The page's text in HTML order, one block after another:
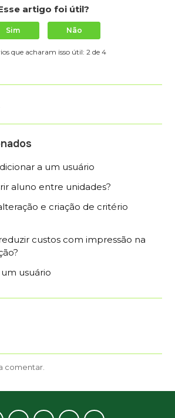
artigo foi útil?
Sim Não
que acharam isso útil: 2 de 4
a um usuário
aluno entre unidades?
e criação de critério
custos com impressão na
usuário
comentar.